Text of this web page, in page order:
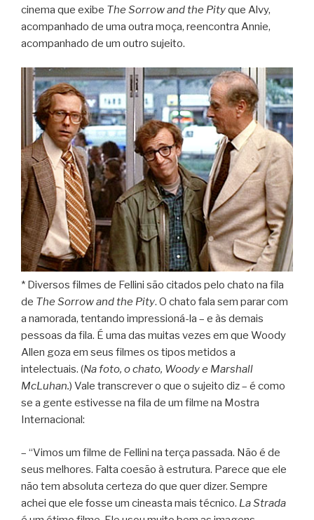
cinema que exibe The Sorrow and the Pityque Alvy,
acompanhado de uma outra moça, reencontra Annie,
acompanhado de um outro sujeito.
* Diversos filmes de Fellini são citados pelo chato na fila
de The Sorrow and the Pity. O chato fala sem parar com
a namorada, tentando impressioná-la – e às demais
pessoas da fila. É uma das muitas vezes em que Woody
Allen goza em seus filmes os tipos metidos a
intelectuais. (Na foto, o chato, Woody e Marshall
McLuhan.) Vale transcrever o que o sujeito diz – é como
se a gente estivesse na fila de um filme na Mostra
Internacional:
– “Vimos um filme de Fellini na terça passada. Não é de
seus melhores. Falta coesão à estrutura. Parece que ele
não tem absoluta certeza do que quer dizer. Sempre
achei que ele fosse um cineasta mais técnico. La Strada